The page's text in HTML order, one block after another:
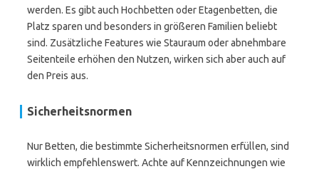
werden. Es gibt auch Hochbetten oder Etagenbetten, die
Platz sparen und besonders in größeren Familien beliebt
sind. Zusätzliche Features wie Stauraum oder abnehmbare
Seitenteile erhöhen den Nutzen, wirken sich aber auch auf
den Preis aus.
Sicherheitsnormen
Nur Betten, die bestimmte Sicherheitsnormen erfüllen, sind
wirklich empfehlenswert. Achte auf Kennzeichnungen wie